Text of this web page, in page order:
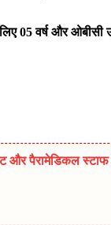
वर्ष और ओबीसी
और पैरामेडिकल